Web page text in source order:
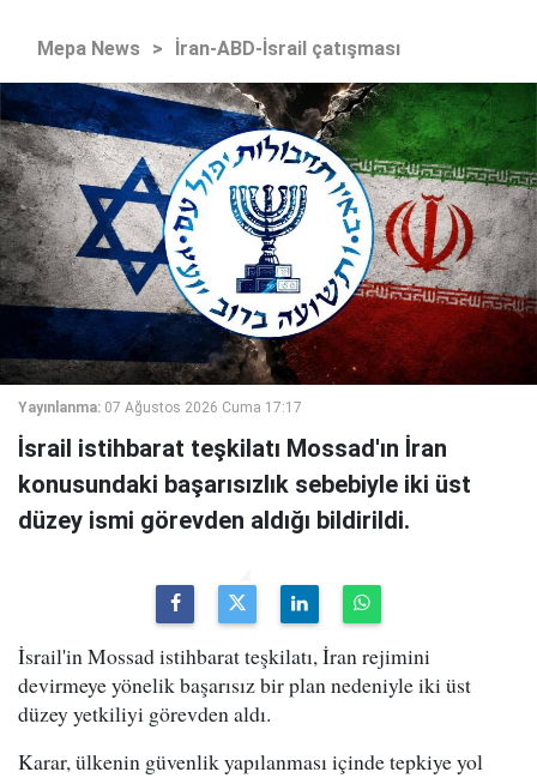
Mepa News > İran-ABD-İsrail çatışması
Yayınlanma: 07 Ağustos 2026 Cuma 17:17
İsrail istihbarat teşkilatı Mossad'ın İran
konusundaki başarısızlık sebebiyle iki üst
düzey ismi görevden aldığı bildirildi.
İsrail'in Mossad istihbarat teşkilatı, İran rejimini
devirmeye yönelik başarısız bir plan nedeniyle iki üst
düzey yetkiliyi görevden aldı.
Karar, ülkenin güvenlik yapılanması içinde tepkiye yol